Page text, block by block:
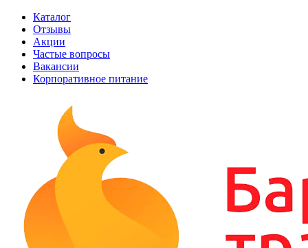
Каталог
Отзывы
Акции
Частые вопросы
Вакансии
Корпоративное питание